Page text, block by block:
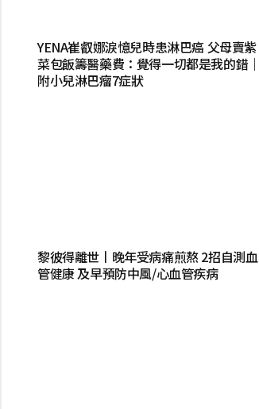
YENA崔叡娜淚憶兒時患淋巴癌 父母賣紫
菜包飯籌醫藥費：覺得一切都是我的錯｜
附小兒淋巴瘤7症狀
黎彼得離世丨晚年受病痛煎熬 2招自測血
管健康 及早預防中風/心血管疾病